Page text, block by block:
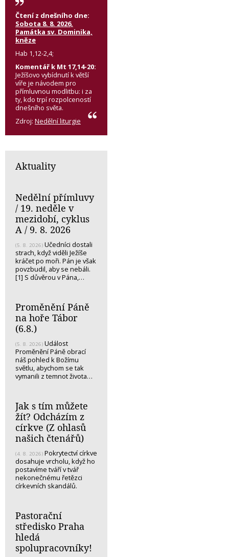
Čtení z dnešního dne:
Sobota 8. 8. 2026,
Památka sv. Dominika,
kněze
Hab 1,12-2,4;
Komentář k Mt 17,14-20:
Ježíšovo vybídnutí k větší
víře je návodem pro
přímluvnou modlitbu: i za
ty, kdo trpí rozpolceností
dnešního světa.
Zdroj: Nedělní liturgie
Aktuality
Nedělní přímluvy
/ 19. neděle v
mezidobí, cyklus
A / 9. 8. 2026
(5. 8. 2026) Učedníci dostali
strach, když viděli Ježíše
kráčet po moři. Pán je však
povzbudil, aby se nebáli.
[1] S důvěrou v Pána,…
Proměnění Páně
na hoře Tábor
(6.8.)
(5. 8. 2026) Událost
Proměnění Páně obrací
náš pohled k Božímu
světlu, abychom se tak
vymanili z temnot života…
Jak s tím můžete
žít? Odcházím z
církve (Z ohlasů
našich čtenářů)
(4. 8. 2026) Pokrytectví církve
dosahuje vrcholu, když ho
postavíme tváří v tvář
nekonečnému řetězci
církevních skandálů.
Pastorační
středisko Praha
hledá
spolupracovníky!